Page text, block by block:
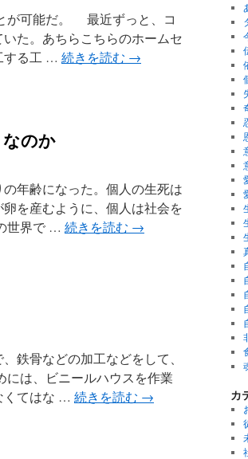
が可能だ。 最近ずっと、コ
た。あちらこちらのホームセ
する工 … 続きを読む →
のか
年齢になった。個人の生死は
を産むように、個人は社会を
世界で … 続きを読む →
鉄骨などの加工などをして、
は、ビニールハウスを作業
くてはな … 続きを読む → カ